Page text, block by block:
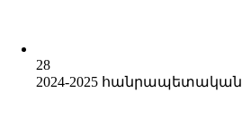
28
2024-2025 հանրապետական